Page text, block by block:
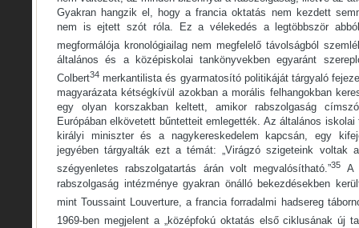
Gyakran hangzik el, hogy a francia oktatás nem kezdett
nem is ejtett szót róla. Ez a vélekedés a legtöbbször
megformálója kronológiailag nem megfelelő távolságból
általános és a középiskolai tankönyvekben egyaránt
Colbert34 merkantilista és gyarmatosító politikáját tárgyaló
magyarázata kétségkívül azokban a morális felhangokban
egy olyan korszakban keltett, amikor rabszolgaság
Európában elkövetett bűntetteit emlegették. Az általános
királyi miniszter és a nagykereskedelem kapcsán, egy
jegyében tárgyalták ezt a témát: „Virágzó szigeteink voltak
szégyenletes rabszolgatartás árán volt megvalósítható.”35
A
rabszolgaság intézménye gyakran önálló bekezdésekben
mint Toussaint Louverture, a francia forradalmi hadsereg
1969-ben megjelent a „középfokú oktatás első ciklusának új